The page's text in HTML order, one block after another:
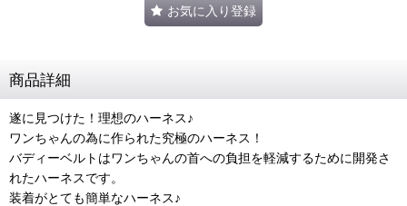
お気に入り登録
商品詳細
遂に見つけた！理想のハーネス♪
ワンちゃんの為に作られた究極のハーネス！
バディーベルトはワンちゃんの首への負担を軽減するために開発さ
れたハーネスです。
装着がとても簡単なハーネス♪